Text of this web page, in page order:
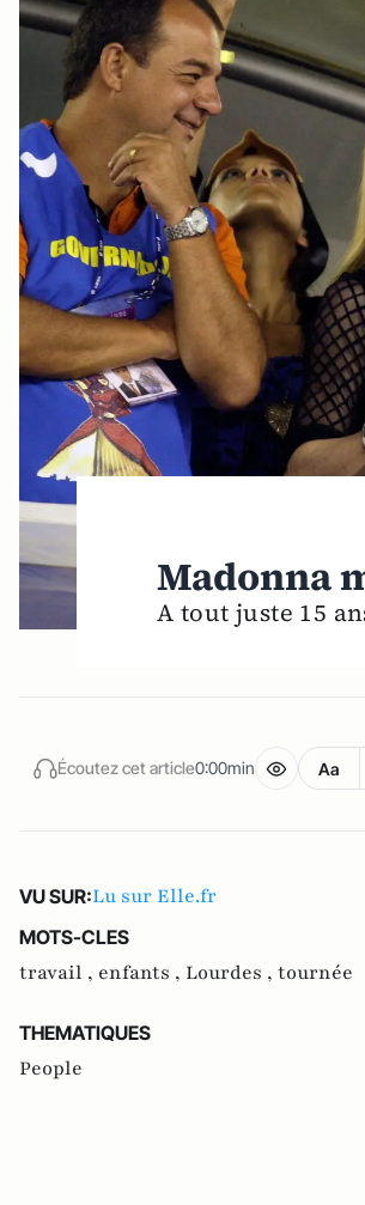
Madonna
A tout juste 15
Écoutez cet article0:00min Aa
VU SUR:Lu sur Elle.fr
MOTS-CLES
travail , enfants , Lourdes , tournée
THEMATIQUES
People